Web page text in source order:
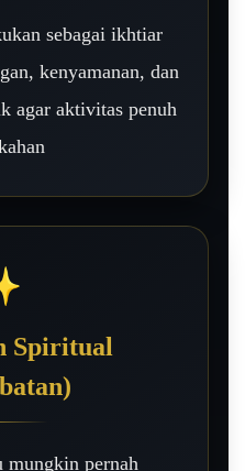
sebagai ikhtiar
kenyamanan, dan
agar aktivitas penuh
Spiritual
mungkin pernah